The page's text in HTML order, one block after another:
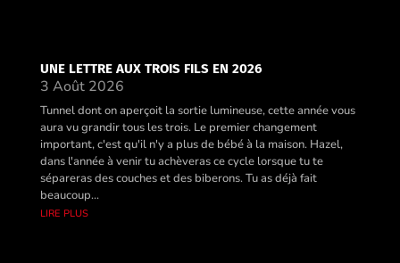
UNE LETTRE AUX TROIS FILS EN 2026
3 Août 2026
Tunnel dont on aperçoit la sortie lumineuse, cette année vous
aura vu grandir tous les trois. Le premier changement
important, c'est qu'il n'y a plus de bébé à la maison. Hazel,
dans l'année à venir tu achèveras ce cycle lorsque tu te
sépareras des couches et des biberons. Tu as déjà fait
beaucoup...
lire plus